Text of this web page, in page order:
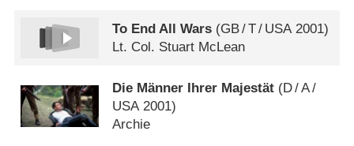
To End All Wars (GB/T/ USA2001)
Lt. Col. Stuart McLean
Die Männer Ihrer Majestät (D/A/
USA2001)
Archie